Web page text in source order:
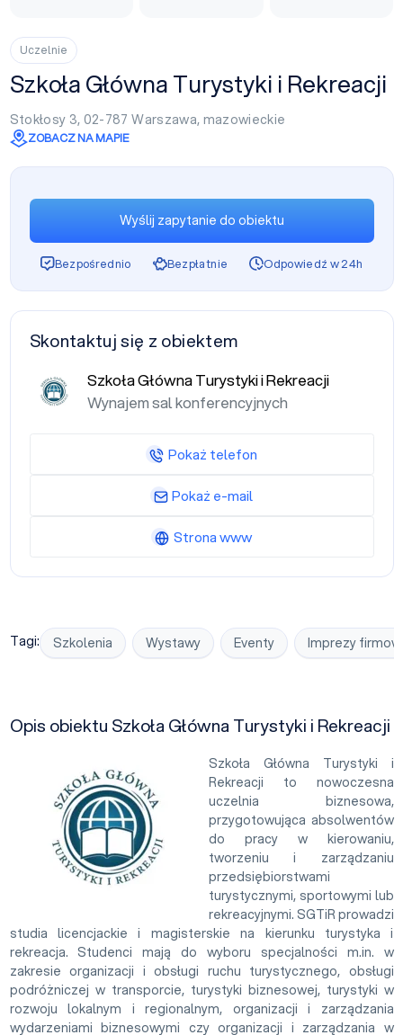
Uczelnie
Szkoła Główna Turystyki i Rekreacji
Stokłosy 3, 02-787Warszawa, mazowieckie
ZOBACZ NA MAPIE
Tagi: Szkolenia Wystawy Eventy Imprezy
Opis obiektu Szkoła Główna Turystyki i Rekreacji
Szkoła Główna Turystyki i
Rekreacji to nowoczesna
uczelnia biznesowa,
przygotowująca absolwentów
do pracy w kierowaniu,
tworzeniu i zarządzaniu
przedsiębiorstwami
turystycznymi, sportowymi lub
rekreacyjnymi. SGTiR prowadzi
studia licencjackie i magisterskie na kierunku turystyka i
rekreacja. Studenci mają do wyboru specjalności m.in. w
zakresie organizacji i obsługi ruchu turystycznego, obsługi
podróżniczej w transporcie, turystyki biznesowej, turystyki w
rozwoju lokalnym i regionalnym, organizacji i zarządzania
wydarzeniami biznesowymi czy organizacji i zarządzania w
Wyślij zapytanie do obiektu
Bezpośrednio Bezpłatnie Odpowiedź w 24h
Skontaktuj się z obiektem
Szkoła Główna Turystyki i Rekreacji
Wynajem sal konferencyjnych
Pokaż telefon
Pokaż e-mail
Strona www